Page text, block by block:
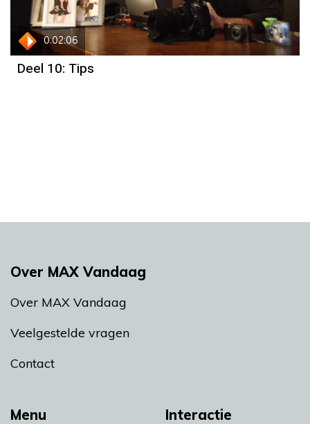
0:02:06
Deel 10: Tips
Menu Interactie
Over MAX Vandaag
Over MAX Vandaag
Veelgestelde vragen
Contact